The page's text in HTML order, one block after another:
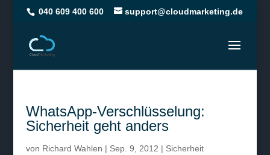
040 609 400 600 support@cloudmarketing.de
WhatsApp-Verschlüsselung:
Sicherheit geht anders
von Richard Wahlen | Sep. 9, 2012 | Sicherheit